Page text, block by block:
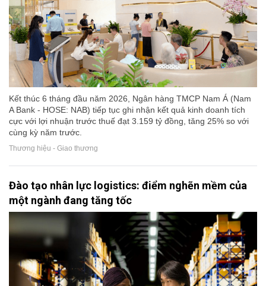
Kết thúc 6 tháng đầu năm 2026, Ngân hàng TMCP Nam Á (Nam
A Bank - HOSE: NAB) tiếp tục ghi nhận kết quả kinh doanh tích
cực với lợi nhuận trước thuế đạt 3.159 tỷ đồng, tăng 25% so với
cùng kỳ năm trước.
Thương hiệu - Giao thương
Đào tạo nhân lực logistics: điểm nghẽn mềm của
một ngành đang tăng tốc